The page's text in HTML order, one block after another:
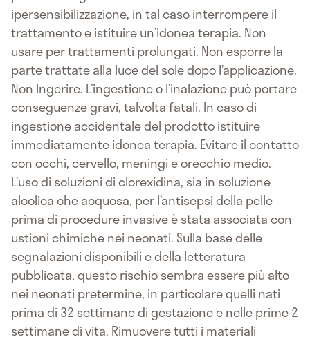
ipersensibilizzazione, in tal caso interrompere il
trattamento e istituire un’idonea terapia. Non
usare per trattamenti prolungati. Non esporre la
parte trattate alla luce del sole dopo l’applicazione.
Non Ingerire. L’ingestione o l’inalazione può portare
conseguenze gravi, talvolta fatali. In caso di
ingestione accidentale del prodotto istituire
immediatamente idonea terapia. Evitare il contatto
con occhi, cervello, meningi e orecchio medio.
L’uso di soluzioni di clorexidina, sia in soluzione
alcolica che acquosa, per l’antisepsi della pelle
prima di procedure invasive è stata associata con
ustioni chimiche nei neonati. Sulla base delle
segnalazioni disponibili e della letteratura
pubblicata, questo rischio sembra essere più alto
nei neonati pretermine, in particolare quelli nati
prima di 32 settimane di gestazione e nelle prime 2
settimane di vita. Rimuovere tutti i materiali